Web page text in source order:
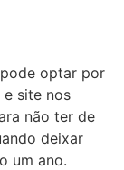
optar por
e site nos
não ter de
deixar
um ano.